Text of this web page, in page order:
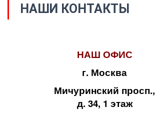
НАШИ КОНТАКТЫ
НАШ ОФИС
г. Москва
Мичуринский просп.,
д. 34, 1 этаж